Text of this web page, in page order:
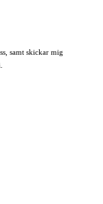
samt skickar mig